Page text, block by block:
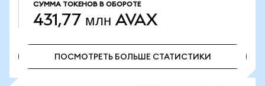
СУММА ТОКЕНОВ В ОБОРОТЕ
431,77 млн AVAX
ПОСМОТРЕТЬ БОЛЬШЕ СТАТИСТИКИ